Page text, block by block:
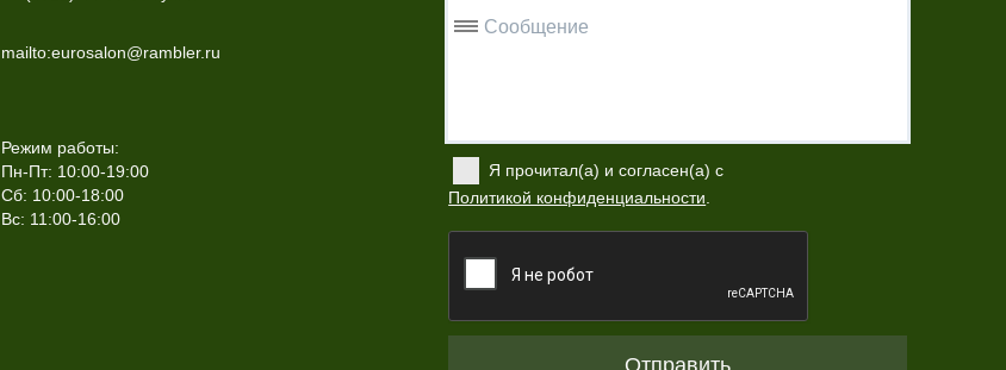
mailto:eurosalon@rambler.ru
Режим работы:
Пн-Пт: 10:00-19:00
Сб: 10:00-18:00
Вс: 11:00-16:00
Сообщение
Я прочитал(а) и согласен(а) с
Политикой конфиденциальности
Отправить